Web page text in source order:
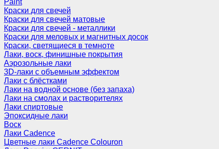
Paint
Краски для свечей
Краски для свечей матовые
Краски для свечей - металлики
Краски для меловых и магнитных досок
Краски, светящиеся в темноте
Лаки, воск, финишные покрытия
Аэрозольные лаки
3D-лаки с объемным эффектом
Лаки с блёстками
Лаки на водной основе (без запаха)
Лаки на смолах и растворителях
Лаки спиртовые
Эпоксидные лаки
Воск
Лаки Cadence
Цветные лаки Cadence Colouron